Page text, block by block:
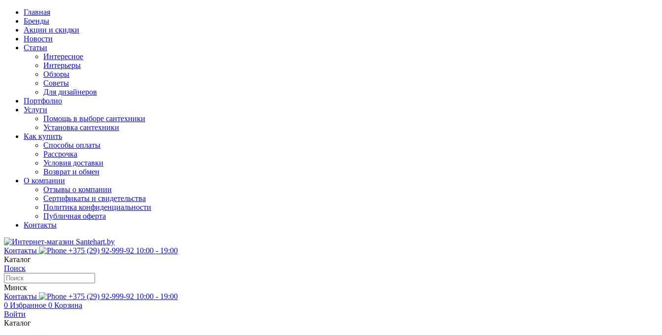
Главная
Бренды
Акции и скидки
Новости
Статьи
Интересное
Интерьеры
Обзоры
Советы
Для дизайнеров
Портфолио
Услуги
Помощь в выборе сантехники
Установка сантехники
Как купить
Способы оплаты
Рассрочка
Условия доставки
Возврат и обмен
О компании
Отзывы о компании
Сертификаты и свидетельства
Политика конфиденциальности
Публичная оферта
Контакты
Контакты +375 (29) 92-999-92 10:00 - 19:00
Каталог
Поиск
Минск
Контакты
+375 (29) 92-999-92 10:00 - 19:00
0 Избранное 0 Корзина
Войти
Каталог